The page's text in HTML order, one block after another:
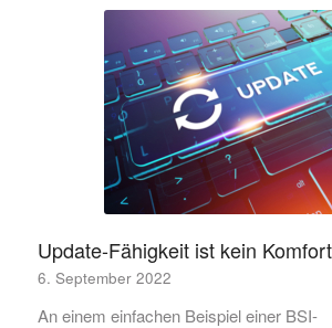
Update-Fähigkeit ist kein
6. September 2022
An einem einfachen Beispiel einer BSI-